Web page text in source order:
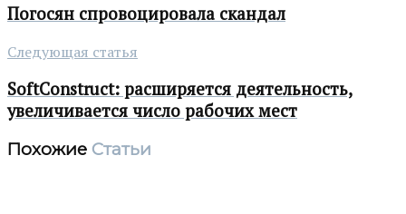
Погосян спровоцировала скандал
Следующая статья
SoftConstruct: расширяется деятельность,
увеличивается число рабочих мест
Похожие Статьи